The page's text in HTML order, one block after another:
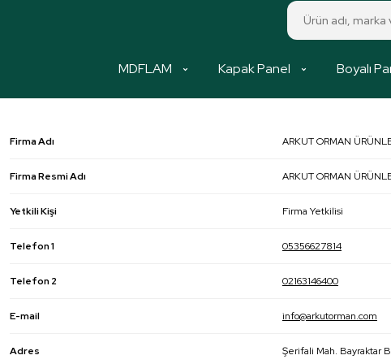
MDFLAM Kapak Panel Boyalı
Firma Adı ARKUT ORMAN
Firma Resmi Adı ARKUT ORMAN
Yetkili Kişi Firma Yetkilisi
Telefon 1 05356627814
Telefon 2 02163146400
E-mail info@arkutorman.com
Adres Şerifali Mah. Bayraktar